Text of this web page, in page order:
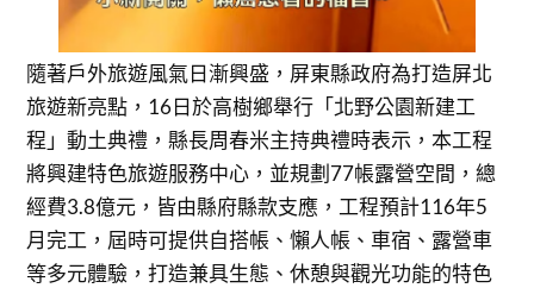
隨著戶外旅遊風氣日漸興盛，屏東縣政府為打造屏北
旅遊新亮點，16日於高樹鄉舉行「北野公園新建工
程」動土典禮，縣長周春米主持典禮時表示，本工程
將興建特色旅遊服務中心，並規劃77帳露營空間，總
經費3.8億元，皆由縣府縣款支應，工程預計116年5
月完工，屆時可提供自搭帳、懶人帳、車宿、露營車
等多元體驗，打造兼具生態、休憩與觀光功能的特色